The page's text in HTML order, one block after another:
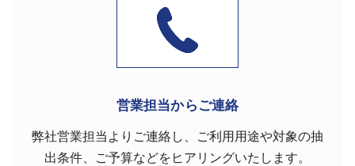
営業担当からご連絡
弊社営業担当よりご連絡し、ご利用用途や対象の抽
出条件、ご予算などをヒアリングいたします。